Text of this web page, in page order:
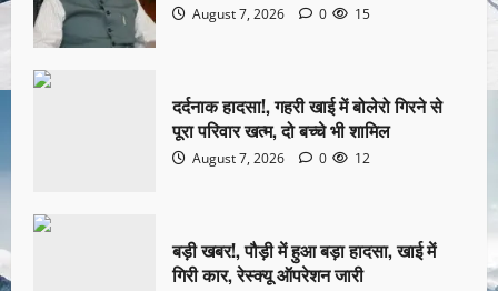
August 7, 2026 0 15
दर्दनाक हादसा!, गहरी खाई में बोलेरो गिरने से
पूरा परिवार खत्म, दो बच्चे भी शामिल
August 7, 2026 0 12
बड़ी खबर!, पौड़ी में हुआ बड़ा हादसा, खाई में
गिरी कार, रेस्क्यू ऑपरेशन जारी